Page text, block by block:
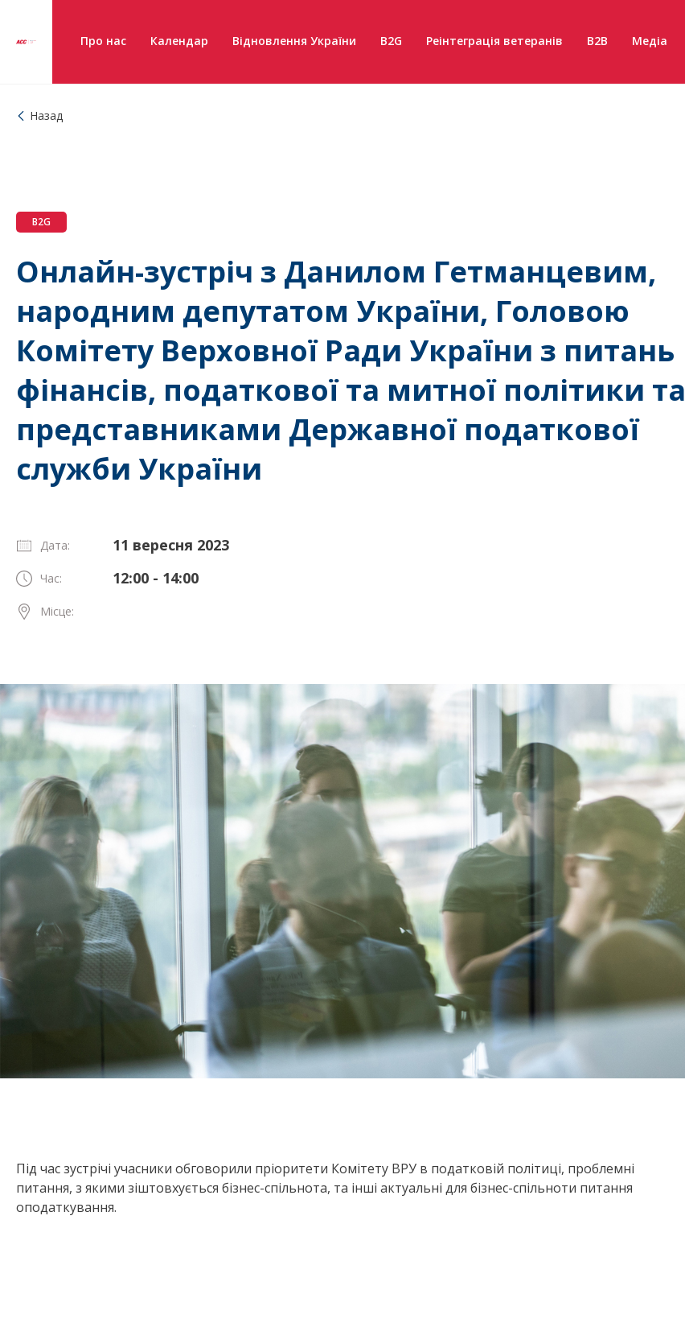
Про нас Календар Відновлення України B2G Реінтеграція ветеранів B2B Медіа
Назад
B2G
Онлайн-зустріч з Данилом Гетманцевим,
народним депутатом України, Головою
Комітету Верховної Ради України з питань
фінансів, податкової та митної політики та
представниками Державної податкової
служби України
Дата: 11 вересня 2023
Час: 12:00 - 14:00
Місце:
Під час зустрічі учасники обговорили пріоритети Комітету ВРУ в податковій політиці, проблемні
питання, з якими зіштовхується бізнес-спільнота, та інші актуальні для бізнес-спільноти питання
оподаткування.